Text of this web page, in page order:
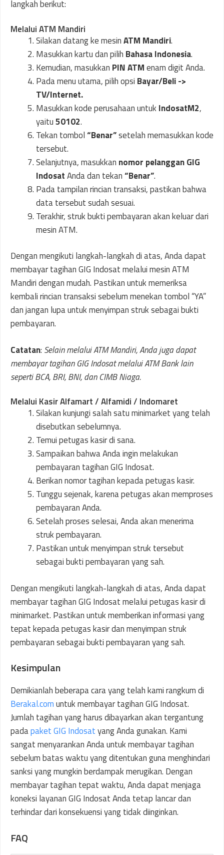
langkah berikut:
Melalui ATM Mandiri
Silakan datang ke mesinATM Mandiri.
Masukkan kartu dan pilih Bahasa Indonesia.
Kemudian, masukkan PIN ATMenam digit Anda.
Pada menu utama, pilih opsi Bayar/Beli ->
TV/Internet.
Masukkan kode perusahaan untuk IndosatM2,
yaitu50102.
Tekan tombol“Benar”setelah memasukkan kode
tersebut.
Selanjutnya, masukkan nomor pelanggan GIG
IndosatAnda dan tekan“Benar”.
Pada tampilan rincian transaksi, pastikan bahwa
data tersebut sudah sesuai.
Terakhir, struk bukti pembayaran akan keluar dari
mesin ATM.
Dengan mengikuti langkah-langkah di atas, Anda dapat
membayar tagihan GIG Indosat melalui mesin ATM
Mandiri dengan mudah. Pastikan untuk memeriksa
kembali rincian transaksi sebelum menekan tombol “YA”
dan jangan lupa untuk menyimpan struk sebagai bukti
pembayaran.
Catatan: Selain melalui ATM Mandiri, Anda juga dapat
membayar tagihan GIG Indosat melalui ATM Bank lain
seperti BCA, BRI, BNI, dan CIMB Niaga.
Melalui Kasir Alfamart / Alfamidi / Indomaret
Silakan kunjungi salah satu minimarket yang telah
disebutkan sebelumnya.
Temui petugas kasir di sana.
Sampaikan bahwa Anda ingin melakukan
pembayaran tagihan GIG Indosat.
Berikan nomor tagihan kepada petugas kasir.
Tunggu sejenak, karena petugas akan memproses
pembayaran Anda.
Setelah proses selesai, Anda akan menerima
struk pembayaran.
Pastikan untuk menyimpan struk tersebut
sebagai bukti pembayaran yang sah.
Dengan mengikuti langkah-langkah di atas, Anda dapat
membayar tagihan GIG Indosat melalui petugas kasir di
minimarket. Pastikan untuk memberikan informasi yang
tepat kepada petugas kasir dan menyimpan struk
pembayaran sebagai bukti pembayaran yang sah.
Kesimpulan
Demikianlah beberapa cara yang telah kami rangkum di
Berakal.comuntuk membayar tagihan GIG Indosat.
Jumlah tagihan yang harus dibayarkan akan tergantung
padapaket GIG Indosatyang Anda gunakan. Kami
sangat menyarankan Anda untuk membayar tagihan
sebelum batas waktu yang ditentukan guna menghindari
sanksi yang mungkin berdampak merugikan. Dengan
membayar tagihan tepat waktu, Anda dapat menjaga
koneksi layanan GIG Indosat Anda tetap lancar dan
terhindar dari konsekuensi yang tidak diinginkan.
FAQ